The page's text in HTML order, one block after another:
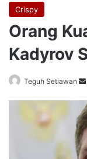
Crispy
Orang
Kadyrov
Teguh Setiawan